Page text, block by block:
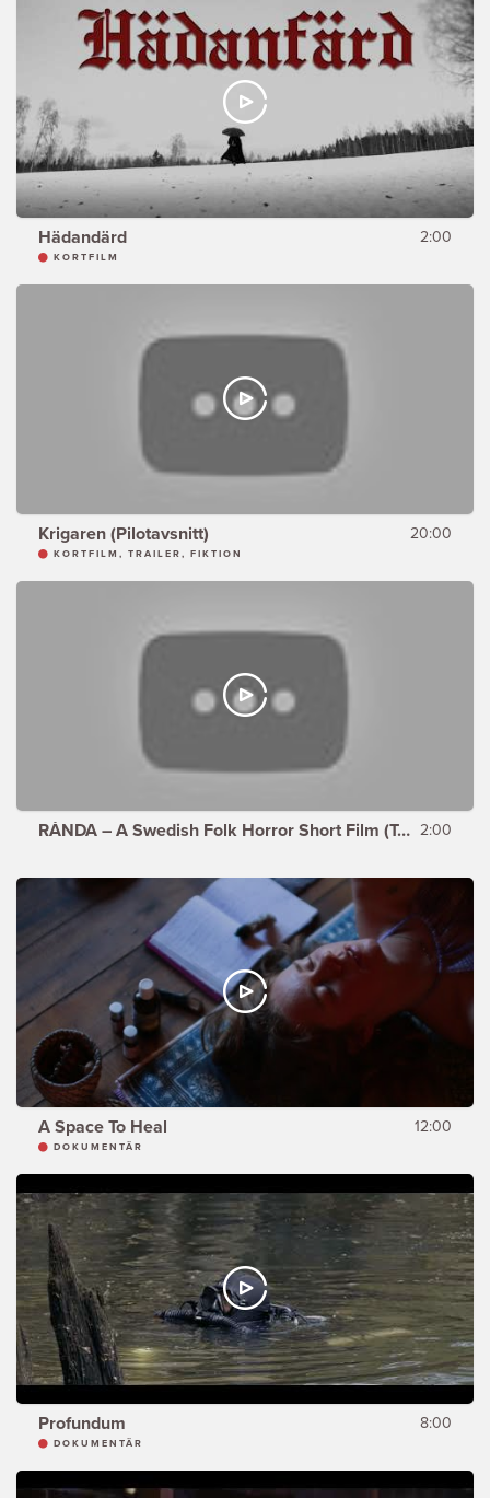
Hädandärd 2:00
KORTFILM
Krigaren (Pilotavsnitt) 20:00
KORTFILM, TRAILER, FIKTION
RÅNDA – A Swedish Folk Horror Short Film (Teaser) 2:00
A Space To Heal 12:00
DOKUMENTÄR
Profundum 8:00
DOKUMENTÄR